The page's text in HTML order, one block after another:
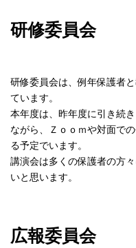
研修委員会
研修委員会は、例年保護者
ています。
本年度は、昨年度に引き続
ながら、Ｚｏｏｍや対面で
る予定でいます。
講演会は多くの保護者の方
いと思います。
広報委員会